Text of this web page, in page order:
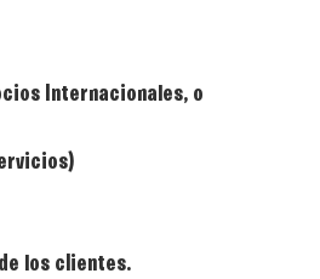
Internacionales, o
los clientes.